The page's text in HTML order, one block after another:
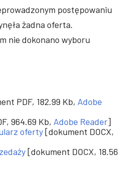
postępowaniu
żadna oferta.
nie dokonano wyboru
PDF, 182.99 Kb, Adobe
964.69 Kb, Adobe Reader]
oferty[dokument DOCX,
[dokument DOCX, 18.56